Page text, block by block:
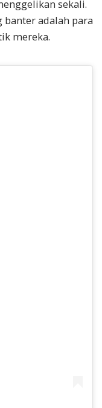
sekali.
banter adalah para
mereka.